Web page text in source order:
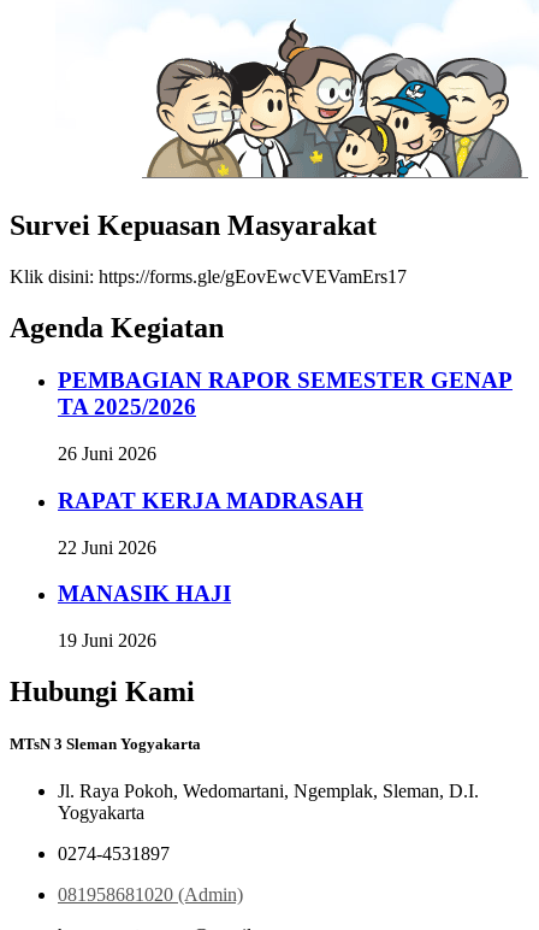
Survei Kepuasan Masyarakat
Klik disini: https://forms.gle/gEovEwcVEVamErs17
Agenda Kegiatan
PEMBAGIAN RAPOR SEMESTER GENAP
TA 2025/2026
26 Juni 2026
RAPAT KERJA MADRASAH
22 Juni 2026
MANASIK HAJI
19 Juni 2026
Hubungi Kami
MTsN 3 Sleman Yogyakarta
Jl. Raya Pokoh, Wedomartani, Ngemplak, Sleman, D.I.
Yogyakarta
0274-4531897
081958681020 (Admin)